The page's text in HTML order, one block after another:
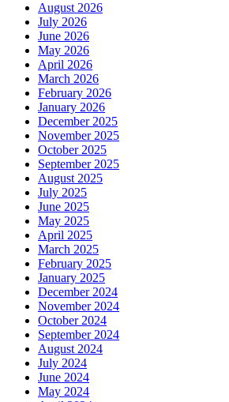
August 2026
July 2026
June 2026
May 2026
April 2026
March 2026
February 2026
January 2026
December 2025
November 2025
October 2025
September 2025
August 2025
July 2025
June 2025
May 2025
April 2025
March 2025
February 2025
January 2025
December 2024
November 2024
October 2024
September 2024
August 2024
July 2024
June 2024
May 2024